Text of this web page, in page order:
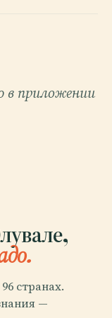
приложении
странах.
—